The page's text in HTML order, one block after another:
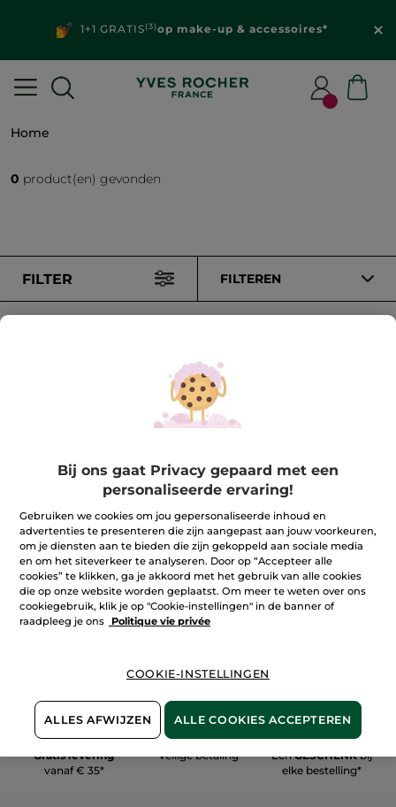
1+1 GRATIS(3)op make-up & accessoires*
Home
0 product(en) gevonden
FILTER FILTEREN
100%plantaardig
60 hectare
biologische velden
Meer zien
Gratis levering
vanaf € 35*
Veilige betaling EenGESCHENKbij
elke bestelling*
Bij ons gaat Privacy gepaard met een
personaliseerde ervaring!
Gebruiken we cookies om jou gepersonaliseerde inhoud en
advertenties te presenteren die zijn aangepast aan jouw voorkeuren,
om je diensten aan te bieden die zijn gekoppeld aan sociale media
en om het siteverkeer te analyseren. Door op “Accepteer alle
cookies” te klikken, ga je akkoord met het gebruik van alle cookies
die op onze website worden geplaatst. Om meer te weten over ons
cookiegebruik, klik je op "Cookie-instellingen" in de banner of
raadpleeg je ons
Politique vie privée
COOKIE-INSTELLINGEN
ALLES AFWIJZEN ALLE COOKIES ACCEPTEREN